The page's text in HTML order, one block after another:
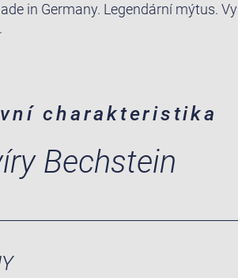
in Germany. Legendární mýtus.
charakteristika
Bechstein